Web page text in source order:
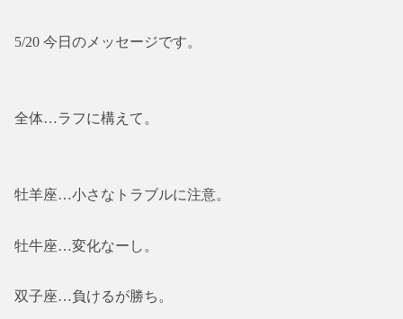
5/20 今日のメッセージです。
全体…ラフに構えて。
牡羊座…小さなトラブルに注意。
牡牛座…変化なーし。
双子座…負けるが勝ち。